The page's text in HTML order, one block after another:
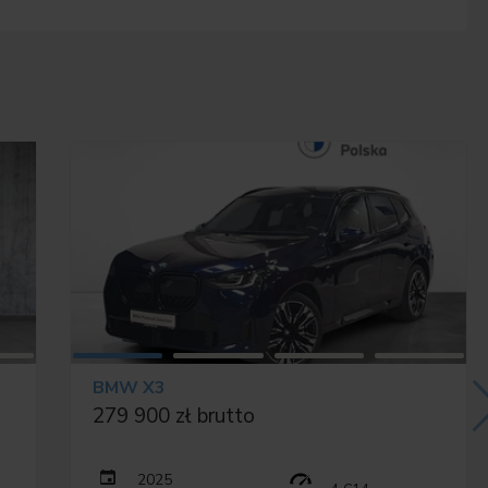
BMW X3
279 900 zł brutto
2025